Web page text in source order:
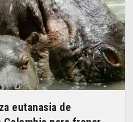
eutanasia de